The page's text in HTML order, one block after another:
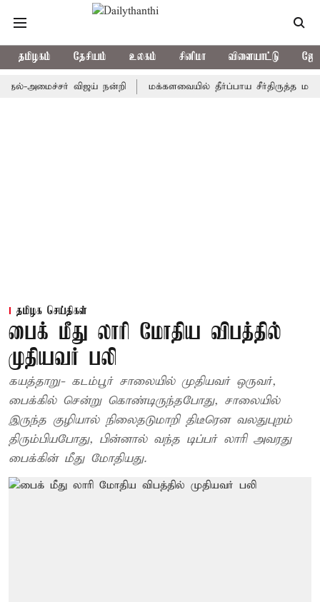
தமிழகம் தேசியம் உலகம் சினிமா விளையாட்டு
விஜய் நன்றி மக்களவையில் தீர்ப்பாய சீர்திருத்த மசோதா
தமிழக செய்திகள்
பைக் மீது லாரி மோதிய விபத்தில்
முதியவர் பலி
கயத்தாறு- கடம்பூர் சாலையில் முதியவர் ஒருவர்,
பைக்கில் சென்று கொண்டிருந்தபோது, சாலையில்
இருந்த குழியால் நிலைதடுமாறி திடீரென வலதுபுறம்
திரும்பியபோது, பின்னால் வந்த டிப்பர் லாரி அவரது
பைக்கின் மீது மோதியது.